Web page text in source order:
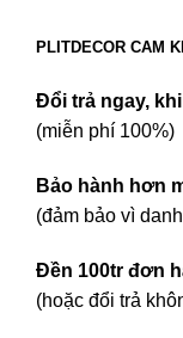
PLITDECOR CAM
Đổi trả ngay,
(miễn phí 100%)
Bảo hành hơn
(đảm bảo vì
Đền 100tr đơn
(hoặc đổi trả